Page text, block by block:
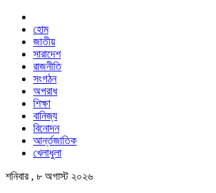
হোম
জাতীয়
সারাদেশ
রাজনীতি
সংগঠন
অপরাধ
শিক্ষা
বানিজ্য
বিনোদন
আর্ন্তজাতিক
খেলাধুলা
শনিবার , ৮ অগাস্ট ২০২৬